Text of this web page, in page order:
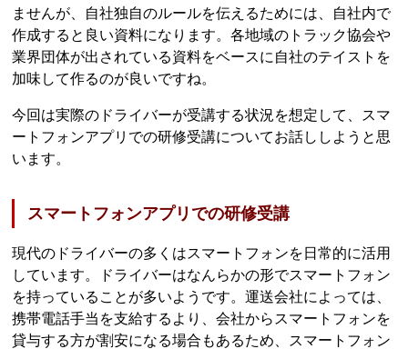
ませんが、自社独自のルールを伝えるためには、自社内で
作成すると良い資料になります。各地域のトラック協会や
業界団体が出されている資料をベースに自社のテイストを
加味して作るのが良いですね。
今回は実際のドライバーが受講する状況を想定して、スマ
ートフォンアプリでの研修受講についてお話ししようと思
います。
スマートフォンアプリでの研修受講
現代のドライバーの多くはスマートフォンを日常的に活用
しています。ドライバーはなんらかの形でスマートフォン
を持っていることが多いようです。運送会社によっては、
携帯電話手当を支給するより、会社からスマートフォンを
貸与する方が割安になる場合もあるため、スマートフォン